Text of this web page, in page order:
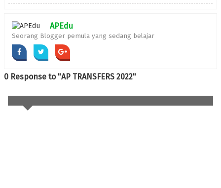
APEdu
Seorang Blogger pemula yang sedang belajar
0 Response to "AP TRANSFERS 2022"